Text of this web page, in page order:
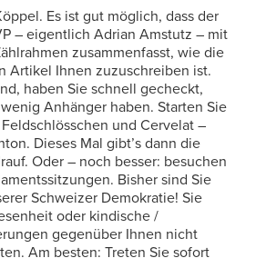
Es ist gut möglich, dass der
– eigentlich Adrian Amstutz – mit
zusammenfasst, wie die
Artikel Ihnen zuzuschreiben ist.
haben Sie schnell gecheckt,
Anhänger haben. Starten Sie
und Cervelat –
Dieses Mal gibt’s dann die
Oder – noch besser: besuchen
Bisher sind Sie
Schweizer Demokratie! Sie
oder kindische /
gegenüber Ihnen nicht
Am besten: Treten Sie sofort